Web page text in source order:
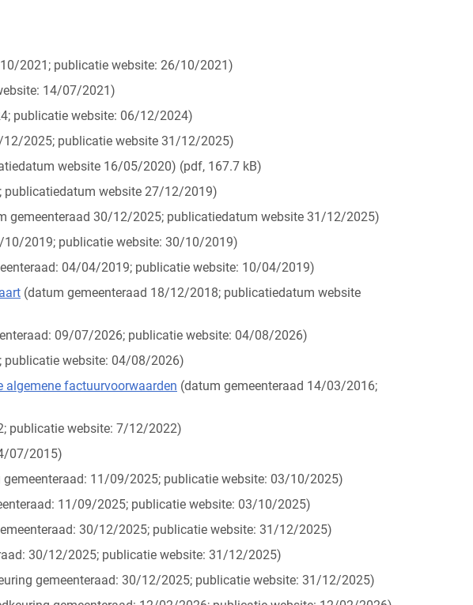
2021; publicatie website: 26/10/2021)
14/07/2021)
publicatie website: 06/12/2024)
12/2025; publicatie website 31/12/2025)
website 16/05/2020) (pdf, 167.7 kB)
website 27/12/2019)
gemeenteraad 30/12/2025; publicatiedatum website 31/12/2025)
10/2019; publicatie website: 30/10/2019)
04/04/2019; publicatie website: 10/04/2019)
(datum gemeenteraad 18/12/2018; publicatiedatum website
09/07/2026; publicatie website: 04/08/2026)
publicatie website: 04/08/2026)
algemene factuurvoorwaarden (datum gemeenteraad 14/03/2016;
publicatie website: 7/12/2022)
07/2015)
gemeenteraad: 11/09/2025; publicatie website: 03/10/2025)
11/09/2025; publicatie website: 03/10/2025)
30/12/2025; publicatie website: 31/12/2025)
30/12/2025; publicatie website: 31/12/2025)
gemeenteraad: 30/12/2025; publicatie website: 31/12/2025)